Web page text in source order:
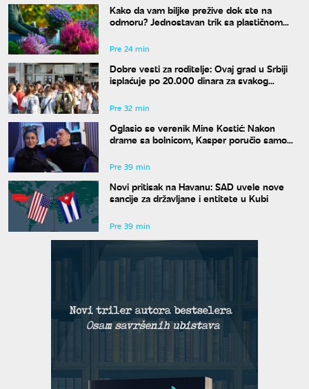
Kako da vam biljke prežive dok ste na
odmoru? Jednostavan trik sa plastičnom
Pre 24 min
Dobre vesti za roditelje: Ovaj grad u Srbiji
isplaćuje po 20.000 dinara za svakog
Pre 32 min
Oglasio se verenik Mine Kostić: Nakon
drame sa bolnicom, Kasper poručio samo
Pre 39 min
Novi pritisak na Havanu: SAD uvele nove
sancije za državljane i entitete u Kubi
Pre 39 min